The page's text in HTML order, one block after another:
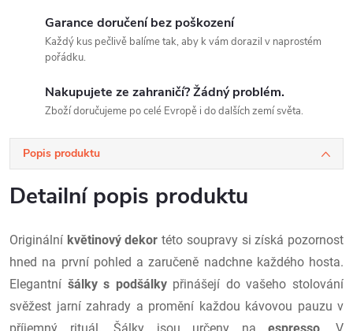
Garance doručení bez poškození
Každý kus pečlivě balíme tak, aby k vám dorazil v naprostém
pořádku.
Nakupujete ze zahraničí? Žádný problém.
Zboží doručujeme po celé Evropě i do dalších zemí světa.
Popis produktu
Detailní popis produktu
Originální květinový dekor této soupravy si získá pozornost
hned na první pohled a zaručeně nadchne každého hosta.
Elegantní šálky s podšálkypřinášejí do vašeho stolování
svěžest jarní zahrady a promění každou kávovou pauzu v